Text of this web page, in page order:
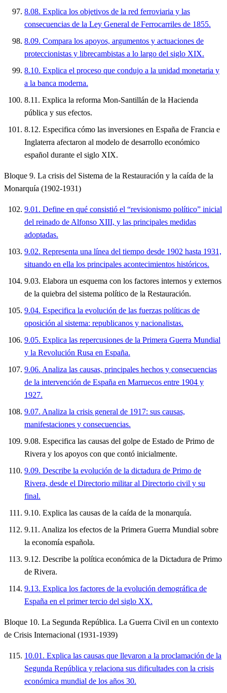
8.08. Explica los objetivos de la red ferroviaria y las
consecuencias de la Ley General de Ferrocarriles de 1855.
8.09. Compara los apoyos, argumentos y actuaciones de
proteccionistas y librecambistas a lo largo del siglo XIX.
8.10. Explica el proceso que condujo a la unidad monetaria y
a la banca moderna.
8.11. Explica la reforma Mon-Santillán de la Hacienda
pública y sus efectos.
8.12. Especifica cómo las inversiones en España de Francia e
Inglaterra afectaron al modelo de desarrollo económico
español durante el siglo XIX.
Bloque 9. La crisis del Sistema de la Restauración y la caída de la
Monarquía (1902-1931)
9.01. Define en qué consistió el “revisionismo político” inicial
del reinado de Alfonso XIII, y las principales medidas
adoptadas.
9.02. Representa una línea del tiempo desde 1902 hasta 1931,
situando en ella los principales acontecimientos históricos.
9.03. Elabora un esquema con los factores internos y externos
de la quiebra del sistema político de la Restauración.
9.04. Especifica la evolución de las fuerzas políticas de
oposición al sistema: republicanos y nacionalistas.
9.05. Explica las repercusiones de la Primera Guerra Mundial
y la Revolución Rusa en España.
9.06. Analiza las causas, principales hechos y consecuencias
de la intervención de España en Marruecos entre 1904 y
1927.
9.07. Analiza la crisis general de 1917: sus causas,
manifestaciones y consecuencias.
9.08. Especifica las causas del golpe de Estado de Primo de
Rivera y los apoyos con que contó inicialmente.
9.09. Describe la evolución de la dictadura de Primo de
Rivera, desde el Directorio militar al Directorio civil y su
final.
9.10. Explica las causas de la caída de la monarquía.
9.11. Analiza los efectos de la Primera Guerra Mundial sobre
la economía española.
9.12. Describe la política económica de la Dictadura de Primo
de Rivera.
9.13. Explica los factores de la evolución demográfica de
España en el primer tercio del siglo XX.
Bloque 10. La Segunda República. La Guerra Civil en un contexto
de Crisis Internacional (1931-1939)
10.01. Explica las causas que llevaron a la proclamación de la
Segunda República y relaciona sus dificultades con la crisis
económica mundial de los años 30.